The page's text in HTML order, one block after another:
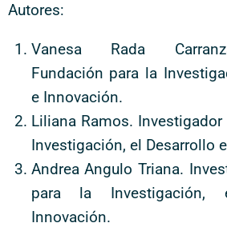
Autores:
Vanesa Rada
Fundación para la
e Innovación.
Liliana Ramos.
Investigación, el Desarrollo
Andrea Angulo Triana.
para la Investigación,
Innovación.